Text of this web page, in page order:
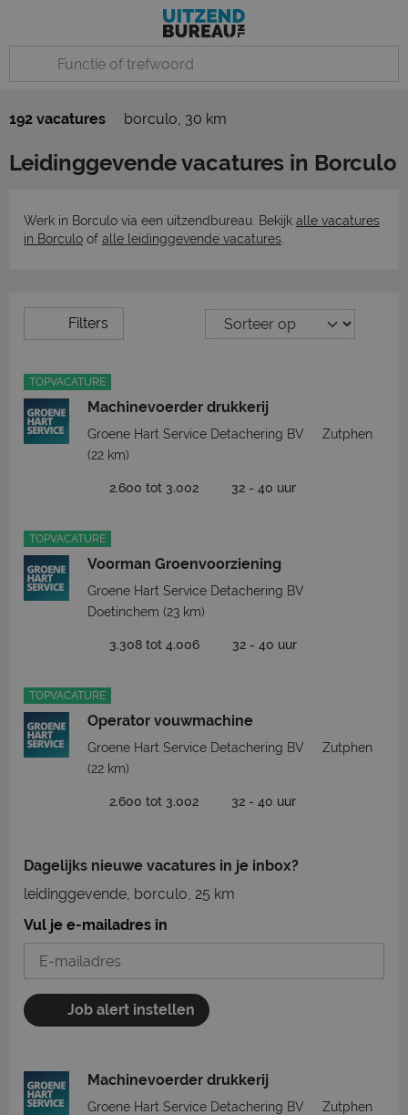
192 vacatures borculo, 30 km
Leidinggevende vacatures in Borculo
Werk in Borculo via een uitzendbureau. Bekijk alle vacatures
in Borculo of alle leidinggevende vacatures
Filters
TOPVACATURE
Machinevoerder drukkerij
Groene Hart Service Detachering BV
Zutphen
(22 km)
2.600 tot 3.002 32 - 40 uur
TOPVACATURE
Voorman Groenvoorziening
Groene Hart Service Detachering BV
Doetinchem (23 km)
3.308 tot 4.006 32 - 40 uur
TOPVACATURE
Operator vouwmachine
Groene Hart Service Detachering BV
Zutphen
(22 km)
2.600 tot 3.002 32 - 40 uur
Dagelijks nieuwe vacatures in je inbox?
leidinggevende, borculo, 25 km
Vul je e-mailadres in
Job alert instellen
Machinevoerder drukkerij
Groene Hart Service Detachering BV
Zutphen